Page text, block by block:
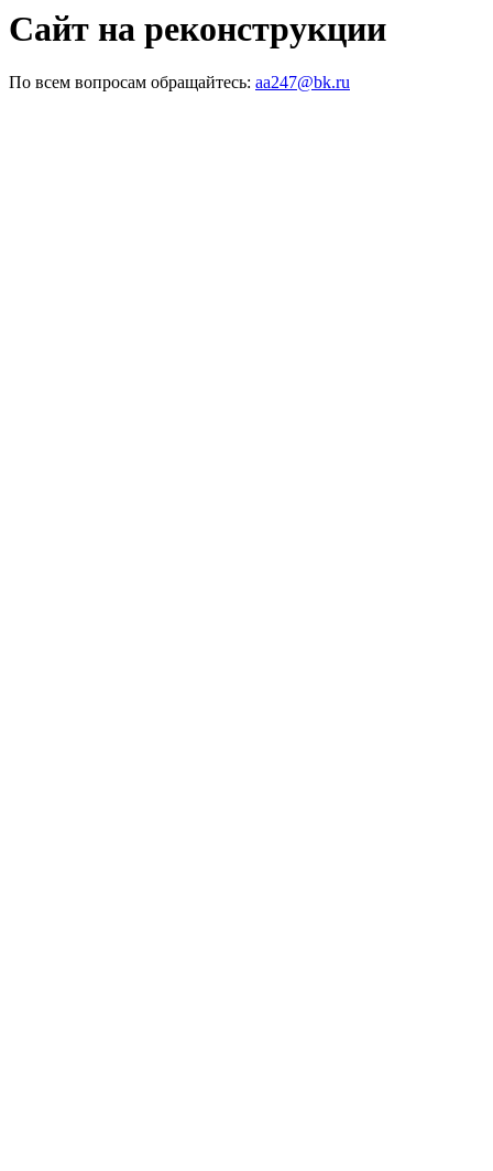
Сайт на реконструкции
По всем вопросам обращайтесь: aa247@bk.ru